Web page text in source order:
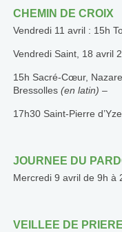
CHEMIN DE CROIX
Vendredi 11 avril : 15h
Vendredi Saint, 18 avril
15h Sacré-Cœur,
Bressolles (en latin) –
17h30 Saint-Pierre
JOURNEE DU
Mercredi 9 avril de 9h à
VEILLEE DE